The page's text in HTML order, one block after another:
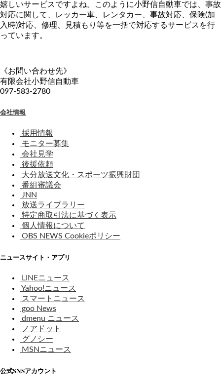
嬉しいサービスですよね。このように小野信自動車では、事故
対応に関して、レッカー車、レンタカー、事故対応、保険(加
入時)対応、修理、見積もり等を一括で対応するサービスを行
っています。
《お問い合わせ先》
有限会社小野信自動車
097-583-2780
会社情報
採用情報
モニター募集
会社見学
後援依頼
大分放送文化・スポーツ振興財団
番組審議会
JNN
放送ライブラリー
特定商取引法に基づく表示
個人情報について
OBS NEWS Cookieポリシー
ニュースサイト・アプリ
LINEニュース
Yahoo!ニュース
スマートニュース
goo News
dmenu ニュース
ノアドット
グノシー
MSNニュース
公式SNSアカウント